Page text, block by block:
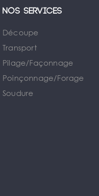
Nos services
Découpe
Transport
Pilage/Façonnage
Poinçonnage/Forage
Soudure